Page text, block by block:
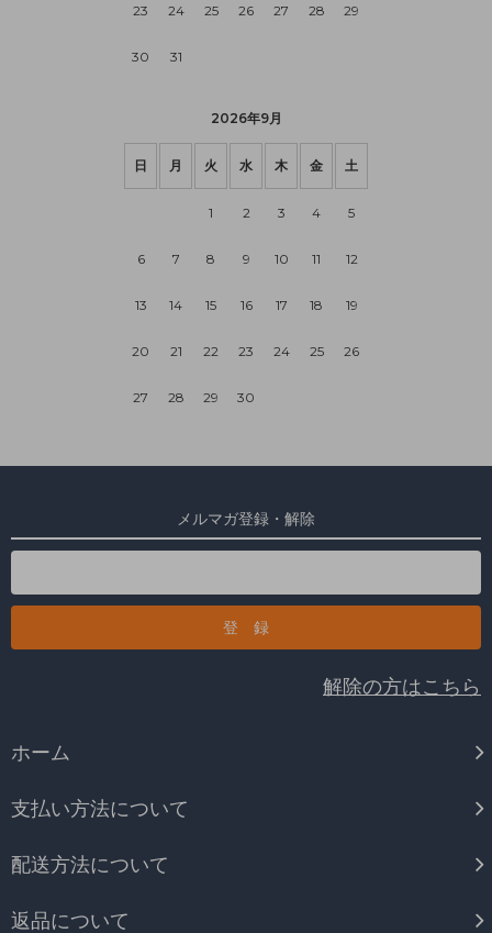
23 24 25 26 27 28 29
30 31
2026年9月
日 月 火 水 木 金 土
1 2 3 4 5
6 7 8 9 10 11 12
13 14 15 16 17 18 19
20 21 22 23 24 25 26
27 28 29 30
メルマガ登録・解除
解除の方はこちら
ホーム
支払い方法について
配送方法について
返品について